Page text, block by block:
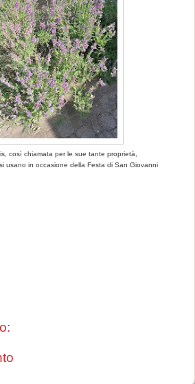
così chiamata per le sue tante proprietà,
usano in occasione della Festa di San Giovanni